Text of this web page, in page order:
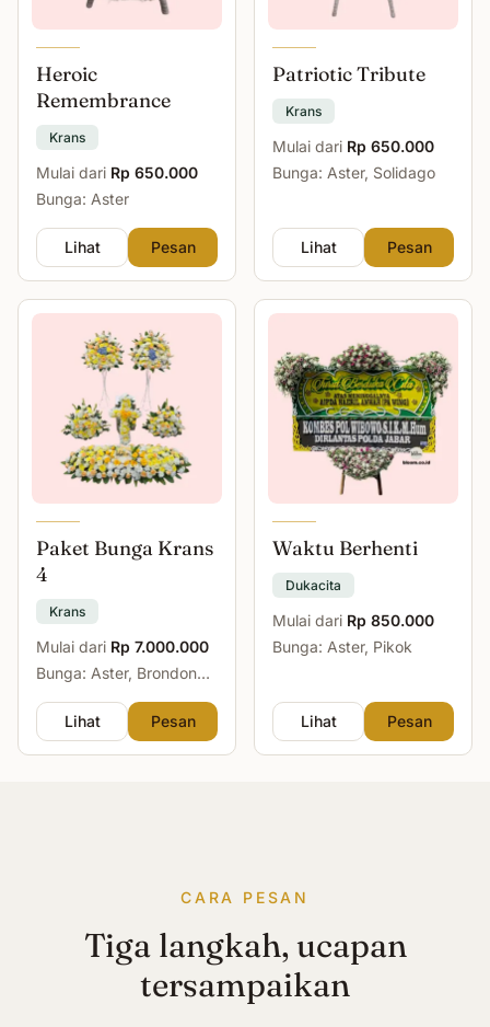
Heroic
Remembrance
Krans
Mulai dari Rp 650.000
Bunga: Aster
Lihat Pesan
Patriotic Tribute
Krans
Mulai dari Rp 650.000
Bunga: Aster, Solidago
Lihat Pesan
Paket Bunga Krans
4
Krans
Mulai dari Rp 7.000.000
Bunga: Aster, Brondong,
Lihat
Pesan
Waktu Berhenti
Dukacita
Mulai dari Rp 850.000
Bunga: Aster, Pikok
Lihat Pesan
CARA PESAN
Tiga langkah, ucapan
tersampaikan